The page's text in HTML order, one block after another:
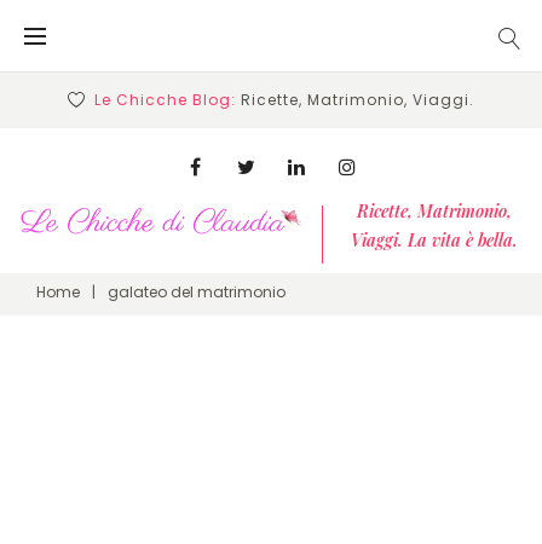
Le Chicche Blog: Ricette, Matrimonio, Viaggi.
Ricette, Matrimonio,
Viaggi. La vita è bella.
Facebook LinkedinInstagram
Home | galateo del matrimonio